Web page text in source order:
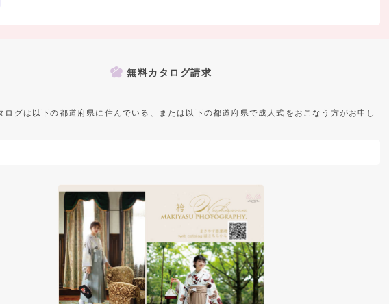
無料カタログ請求
ログは以下の都道府県に住んでいる、または以下の都道府県で成人式をおこなう方がお申し